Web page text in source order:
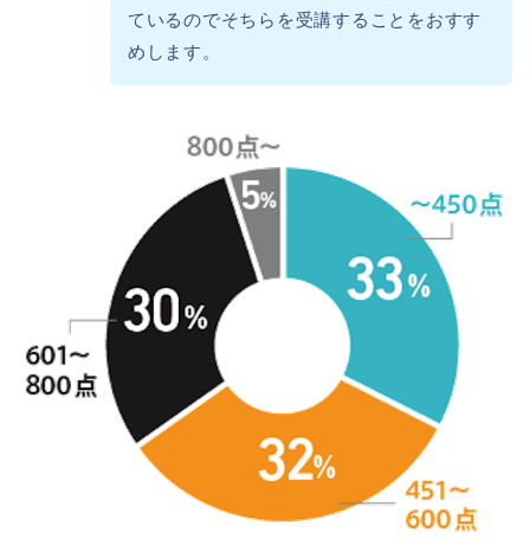
ているのでそちらを受講することをおすす
めします。